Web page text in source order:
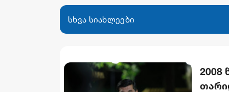
სხვა სიახლეები
2008